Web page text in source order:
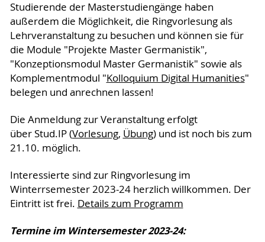
Studierende der Masterstudiengänge haben
außerdem die Möglichkeit, die Ringvorlesung als
Lehrveranstaltung zu besuchen und können sie für
die Module "Projekte Master Germanistik",
"Konzeptionsmodul Master Germanistik" sowie als
Komplementmodul "Kolloquium Digital Humanities"
belegen und anrechnen lassen!
Die Anmeldung zur Veranstaltung erfolgt
über Stud.IP (Vorlesung, Übung) und ist noch bis zum
21.10. möglich.
Interessierte sind zur Ringvorlesung im
Winterrsemester 2023-24 herzlich willkommen. Der
Eintritt ist frei. Details zum Programm
Termine im Wintersemester 2023-24: